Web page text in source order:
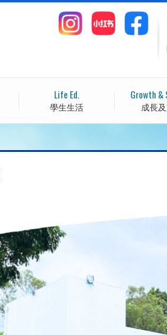
Life Ed.
學生生活
Growth &
成長